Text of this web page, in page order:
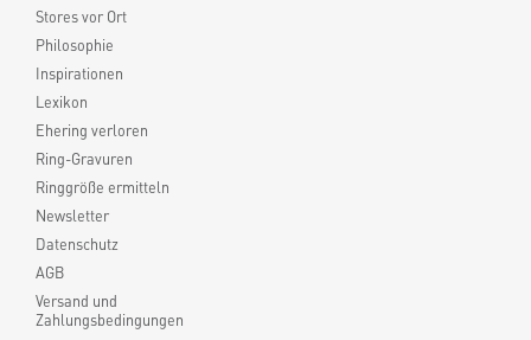
Stores vor Ort
Philosophie
Inspirationen
Lexikon
Ehering verloren
Ring-Gravuren
Ringgröße ermitteln
Newsletter
Datenschutz
AGB
Versand und
Zahlungsbedingungen